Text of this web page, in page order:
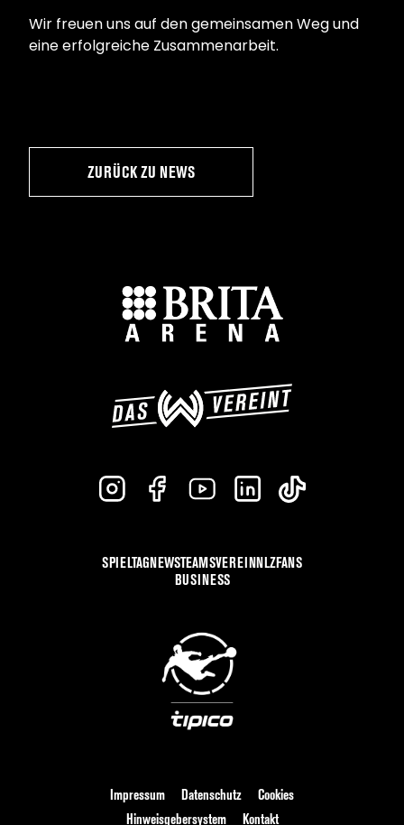
Wir freuen uns auf den gemeinsamen Weg und
eine erfolgreiche Zusammenarbeit.
ZURÜCK ZU NEWS
SPIELTAGNEWSTEAMSVEREINNLZFANS
BUSINESS
Impressum Datenschutz
Cookies
Hinweisgebersystem
Kontakt